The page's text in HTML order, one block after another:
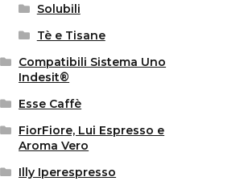
Solubili
Tè e Tisane
Compatibili Sistema Uno
Indesit®
Esse Caffè
FiorFiore, Lui Espresso e
Aroma Vero
Illy Iperespresso